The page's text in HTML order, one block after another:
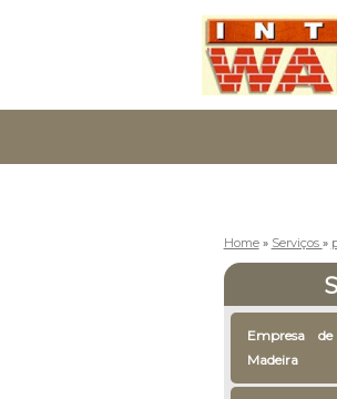
Home » Serviços »
Empresa
Madeira